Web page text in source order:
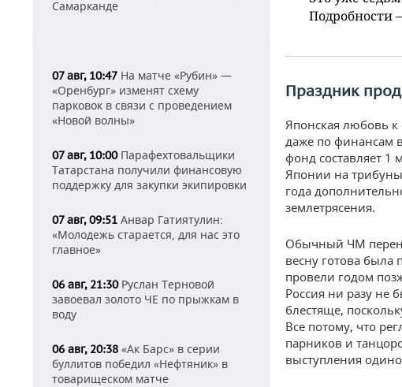
Самарканде
07 авг, 10:47 На матче «Рубин» —
«Оренбург» изменят схему
парковок в связи с проведением
«Новой волны»
07 авг, 10:00Парафехтовальщики
Татарстана получили финансовую
поддержку для закупки экипировки
07 авг, 09:51 Анвар Гатиятулин:
«Молодежь старается, для нас это
главное»
06 авг, 21:30Руслан Терновой
завоевал золото ЧЕ по прыжкам в
воду
06 авг, 20:38 «Ак Барс» в серии
буллитов победил «Нефтяник» в
товарищеском матче
Подробности
Праздник
Японская любовь
даже по финансам
фонд составляет 1
Японии на
года
землетрясения.
Обычный ЧМ
весну готова была
провели годом
Россия ни разу не
блестяще,
Все потому, что
парников и
выступления